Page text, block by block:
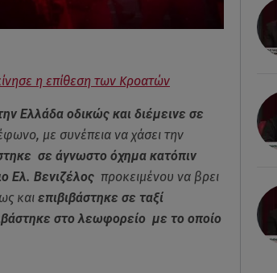
η επίθεση των Κροατών
Ελλάδα οδικώς και διέμεινε σε
με συνέπεια να χάσει την
σε άγνωστο όχημα κατόπιν
Ελ. Βενιζέλος προκειμένου να βρει
και επιβιβάστηκε σε ταξί
στο λεωφορείο με το οποίο